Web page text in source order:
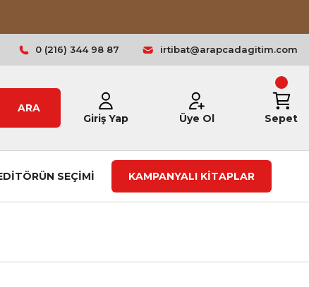
0 (216) 344 98 87 irtibat@arapcadagitim.com
ARA
Giriş Yap
Üye Ol Sepet
SEÇİMİ KAMPANYALI KİTAPLAR